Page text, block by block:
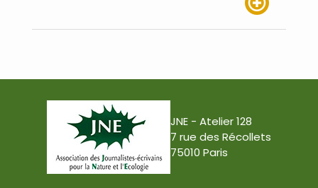
JNE - Atelier 128
7 rue des Récollets
75010 Paris